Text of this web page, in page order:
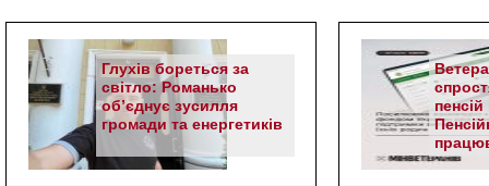
Глухів бореться за
світло: Романько
об’єднує зусилля
громади та енергетиків